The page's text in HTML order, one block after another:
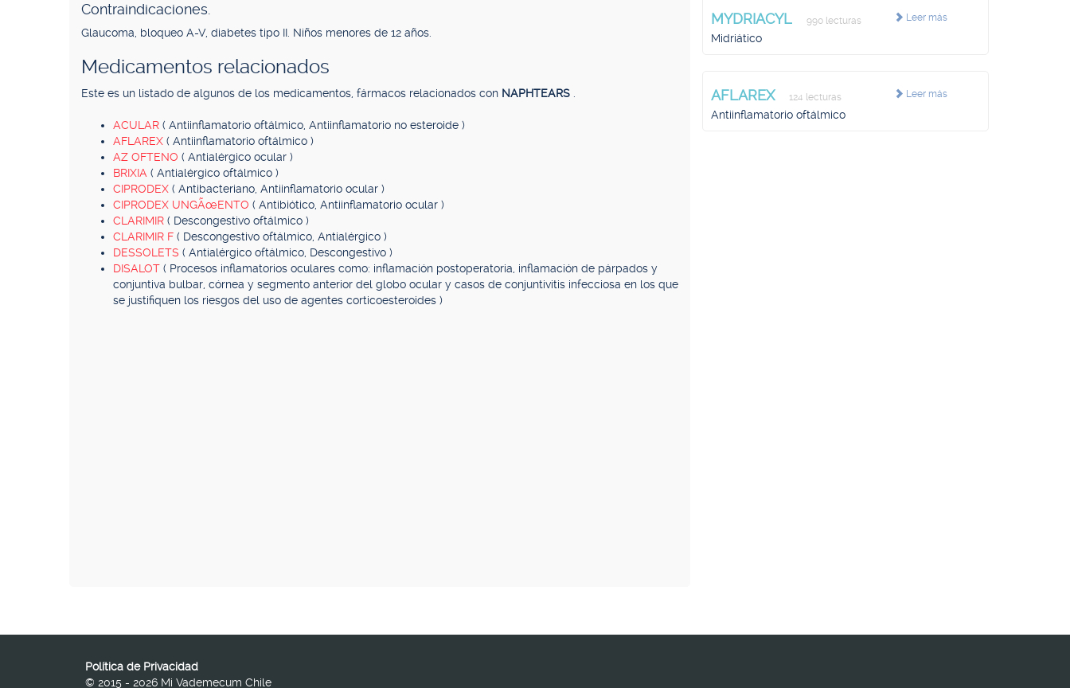
Contraindicaciones.
Glaucoma, bloqueo A-V, diabetes tipo II. Niños menores de 12 años.
Medicamentos relacionados
Este es un listado de algunos de los medicamentos, fármacos relacionados con NAPHTEARS
ACULAR ( Antiinflamatorio oftálmico, Antiinflamatorio no esteroide )
AFLAREX ( Antiinflamatorio oftálmico )
AZ OFTENO ( Antialérgico ocular )
BRIXIA ( Antialérgico oftálmico )
CIPRODEX ( Antibacteriano, Antiinflamatorio ocular )
CIPRODEX UNGÃœENTO ( Antibiótico, Antiinflamatorio ocular )
CLARIMIR ( Descongestivo oftálmico )
CLARIMIR F ( Descongestivo oftálmico, Antialérgico )
DESSOLETS ( Antialérgico oftálmico, Descongestivo )
DISALOT ( Procesos inflamatorios oculares como: inflamación postoperatoria, inflamación de párpados y
conjuntiva bulbar, córnea y segmento anterior del globo ocular y casos de conjuntivitis infecciosa en los que
se justifiquen los riesgos del uso de agentes corticoesteroides )
Leer más
MYDRIACYL 990 lecturas
Midriático
Leer más
AFLAREX 124 lecturas
Antiinflamatorio oftálmico
Política de Privacidad
© 2015 - 2026 Mi Vademecum Chile